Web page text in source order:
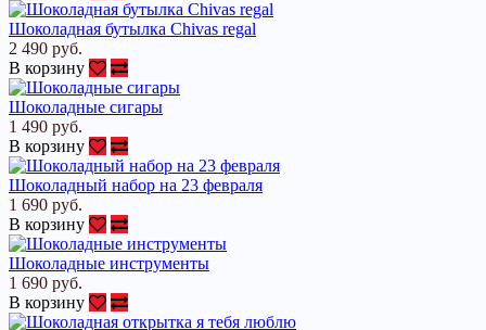
Шоколадная бутылка Сhivas regal
2 490 руб.
В корзину
Шоколадные сигары
1 490 руб.
В корзину
Шоколадный набор на 23 февраля
1 690 руб.
В корзину
Шоколадные инструменты
1 690 руб.
В корзину